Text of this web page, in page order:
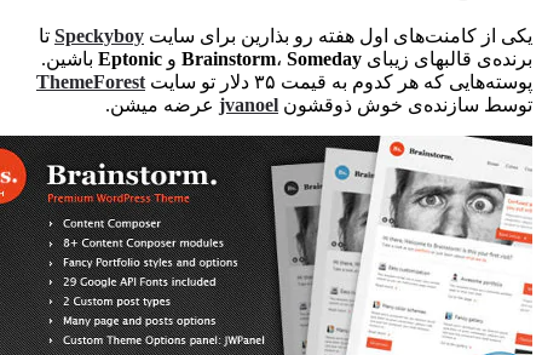
کامنت‌های اول هفته رو بذارین برای سایتSpeckyboyتا
قالبهای زیبای
Brainstorm،Someday وEptonicباشین.
که هر کدوم به قیمت ۳۵ دلار تو سایت
ThemeForest
سازنده‌ی خوش ذوقشونjvanoelعرضه میشن.